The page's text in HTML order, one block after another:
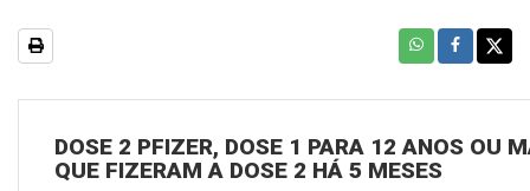
DOSE 2 PFIZER, DOSE 1 PARA 12 ANOS OU
QUE FIZERAM A DOSE 2 HÁ 5 MESES